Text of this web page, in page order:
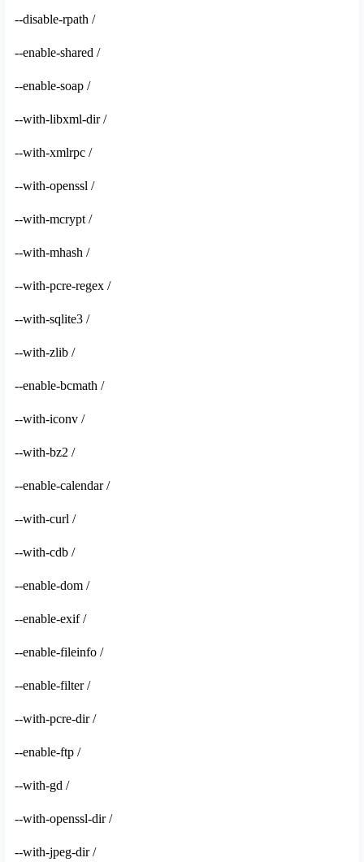
--disable-rpath /
--enable-shared /
--enable-soap /
--with-libxml-dir /
--with-xmlrpc /
--with-openssl /
--with-mcrypt /
--with-mhash /
--with-pcre-regex /
--with-sqlite3 /
--with-zlib /
--enable-bcmath /
--with-iconv /
--with-bz2 /
--enable-calendar /
--with-curl /
--with-cdb /
--enable-dom /
--enable-exif /
--enable-fileinfo /
--enable-filter /
--with-pcre-dir /
--enable-ftp /
--with-gd /
--with-openssl-dir /
--with-jpeg-dir /